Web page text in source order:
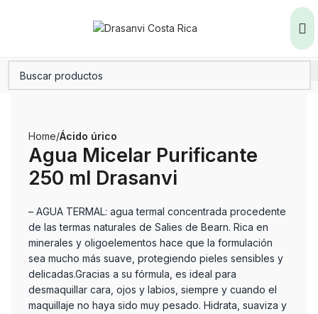
Home Ácido úrico
Agua Micelar Purificante
250 ml Drasanvi
– AGUA TERMAL: agua termal concentrada procedente
de las termas naturales de Salies de Bearn. Rica en
minerales y oligoelementos hace que la formulación
sea mucho más suave, protegiendo pieles sensibles y
delicadas.Gracias a su fórmula, es ideal para
desmaquillar cara, ojos y labios, siempre y cuando el
maquillaje no haya sido muy pesado. Hidrata, suaviza y